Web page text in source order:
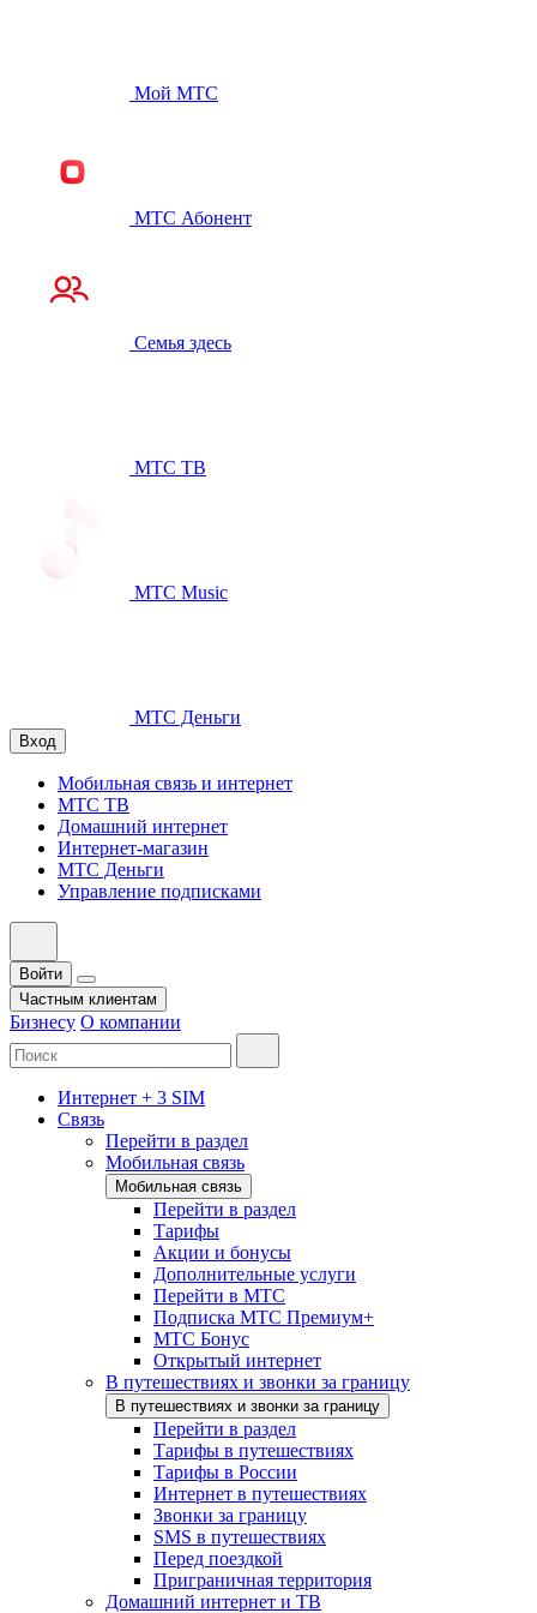
Мой МТС
МТС Абонент
Семья здесь
МТС ТВ
МТС Music
МТС Деньги
Вход
Мобильная связь и интернет
МТС ТВ
Домашний интернет
Интернет-магазин
МТС Деньги
Управление подписками
Войти
Частным клиентам
Бизнесу О компании
Интернет + 3 SIM
Связь
Перейти в раздел
Мобильная связь
Мобильная связь
Перейти в раздел
Тарифы
Акции и бонусы
Дополнительные услуги
Перейти в МТС
Подписка МТС Премиум+
МТС Бонус
Открытый интернет
В путешествиях и звонки за границу
В путешествиях и звонки за границу
Перейти в раздел
Тарифы в путешествиях
Тарифы в России
Интернет в путешествиях
Звонки за границу
SMS в путешествиях
Перед поездкой
Приграничная территория
Домашний интернет и ТВ